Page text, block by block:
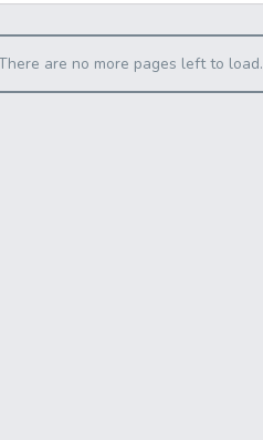
are no more pages left to load.